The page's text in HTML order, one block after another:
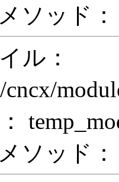
ソッド：
ル：
ソッド：